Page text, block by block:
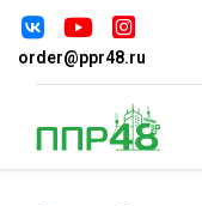
order@ppr48.ru